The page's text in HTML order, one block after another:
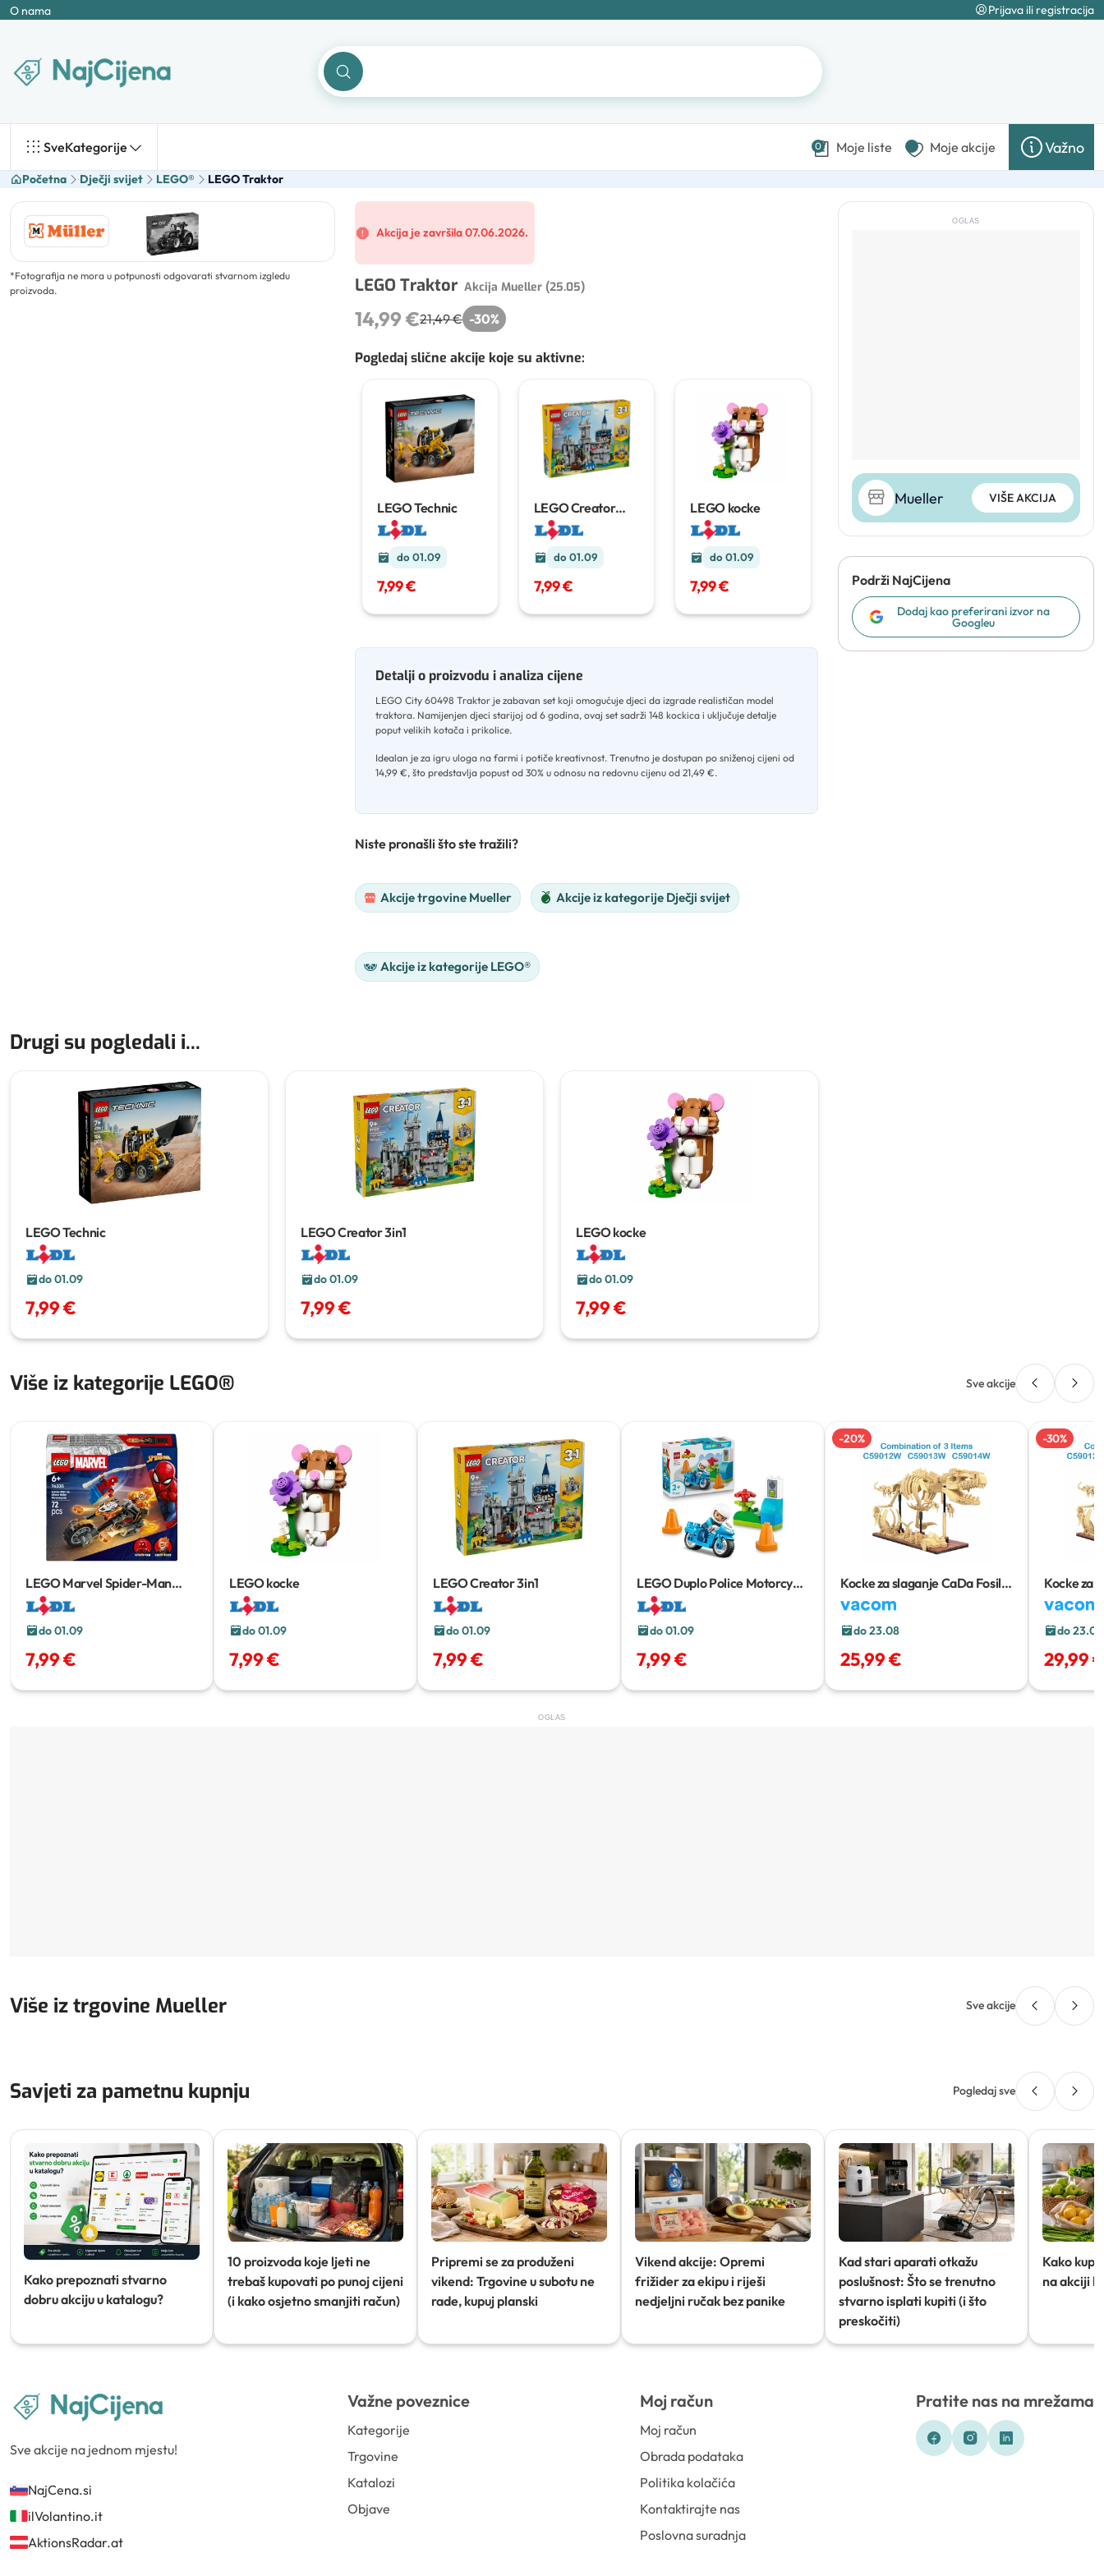
O nama Prijava ili registracija
SveKategorije 0 Moje liste Moje akcije Važno
Početna Dječji svijet LEGO® LEGO Traktor
*Fotografija ne mora u potpunosti odgovarati stvarnom izgledu
proizvoda.
Akcija je završila 07.06.2026.
LEGO Traktor Akcija Mueller (25.05)
14,99 €21,49 € -30%
Pogledaj slične akcije koje su aktivne:
LEGO Technic
do 01.09
7,99 €
LEGO Creator
3in1
do 01.09
7,99 €
LEGO kocke
do 01.09
7,99 €
Detalji o proizvodu i analiza cijene
LEGO City 60498 Traktor je zabavan set koji omogućuje djeci da izgrade realističan model
traktora. Namijenjen djeci starijoj od 6 godina, ovaj set sadrži 148 kockica i uključuje detalje
poput velikih kotača i prikolice.
Idealan je za igru uloga na farmi i potiče kreativnost. Trenutno je dostupan po sniženoj cijeni od
14,99 €, što predstavlja popust od 30% u odnosu na redovnu cijenu od 21,49 €.
Niste pronašli što ste tražili?
Akcije trgovine Mueller Akcije iz kategorije Dječji svijet
Akcije iz kategorije LEGO®
OGLAS
Mueller VIŠE AKCIJA
Podrži NajCijena
Dodaj kao preferirani izvor na
Googleu
Drugi su pogledali i...
LEGO Technic
do 01.09
7,99 €
LEGO Creator 3in1
do 01.09
7,99 €
LEGO kocke
do 01.09
7,99 €
Više iz kategorije LEGO® Sve akcije
LEGO Marvel Spider-Man
Motorcycle
do 01.09
7,99 €
LEGO kocke
do 01.09
7,99 €
LEGO Creator 3in1
do 01.09
7,99 €
LEGO Duplo Police Motorcycle
11 pcs
do 01.09
7,99 €
-20%
Kocke za slaganje CaDa Fosil
dinosaura: Velociraptor
C59014W
do 23.08
25,99 €
-30%
Kocke za
C59013W
do 23.08
29,99
OGLAS
Više iz trgovine Mueller Sve akcije
Savjeti za pametnu kupnju Pogledaj sve
Kako prepoznati stvarno
dobru akciju u katalogu?
10 proizvoda koje ljeti ne
trebaš kupovati po punoj cijeni
(i kako osjetno smanjiti račun)
Pripremi se za produženi
vikend: Trgovine u subotu ne
rade, kupuj planski
Vikend akcije: Opremi
frižider za ekipu i riješi
nedjeljni ručak bez panike
Kad stari aparati otkažu
poslušnost: Što se trenutno
stvarno isplati kupiti (i što
preskočiti)
Kako
na akciji
Sve akcije na jednom mjestu!
NajCena.si
ilVolantino.it
AktionsRadar.at
Važne poveznice
Kategorije
Trgovine
Katalozi
Objave
Moj račun
Moj račun
Obrada podataka
Politika kolačića
Kontaktirajte nas
Poslovna suradnja
Pratite nas na mrežama